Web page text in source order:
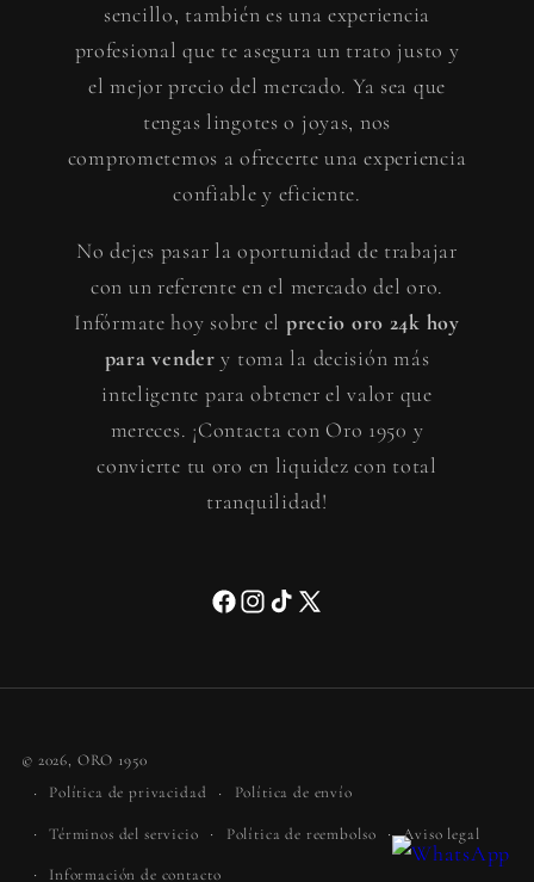
sencillo, también es una experiencia
profesional que te asegura un trato justo y
el mejor precio del mercado. Ya sea que
tengas lingotes o joyas, nos
comprometemos a ofrecerte una experiencia
confiable y eficiente.
No dejes pasar la oportunidad de trabajar
con un referente en el mercado del oro.
Infórmate hoy sobre el precio oro 24k hoy
para vender y toma la decisión más
inteligente para obtener el valor que
mereces. ¡Contacta con Oro 1950 y
convierte tu oro en liquidez con total
tranquilidad!
Facebook
Instagram
TikTok
X
© 2026, ORO 1950
Política de privacidad
Política de envío
Términos del servicio Política de reembolso Aviso legal
Información de contacto